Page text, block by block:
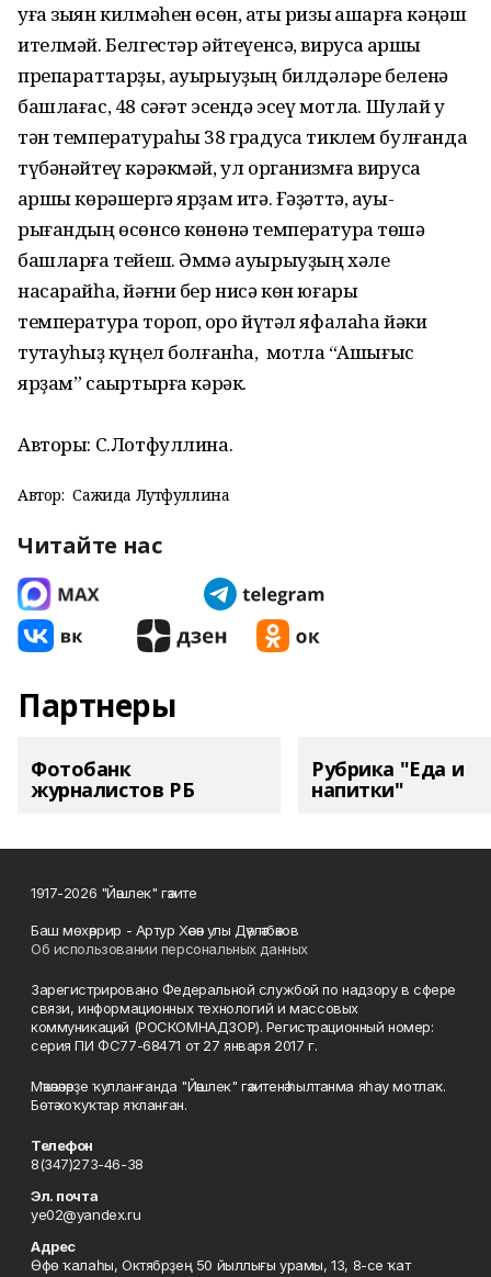
уға зыян килмәһен өсөн, ҡаты ризыҡ ашарға кәңәш
ител­мәй. Белгестәр әйтеүенсә, вирусҡа ҡаршы
препараттарҙы, ауырыуҙың билдәләре беленә
башлағас, 48 сәғәт эсендә эсеү мотлаҡ. Шулай уҡ
тән температураһы 38 градусҡа тиклем булғанда
түбәнәйтеү кәрәкмәй, ул организмға вирусҡа
ҡаршы көрә­шергә ярҙам итә. Ғәҙәттә, ауы­
рығандың өсөнсө көнөнә температура төшә
башларға тейеш. Әммә ауы­рыуҙың хәле
насарайһа, йәғни бер нисә көн юғары
температура тороп, ҡоро йүтәл яфалаһа йәки
туҡтауһыҙ күңел болғанһа, мотлаҡ “Ашығыс
ярҙам” саҡыртырға кәрәк.
Авторы: С.Лотфуллина.
Автор: Сажида Лутфуллина
Читайте нас
Партнеры
Фотобанк
журналистов РБ
Рубрика "Еда и
напитки"
1917-2026 "Йәшлек" гәзите
Баш мөхәррир - Артур Хәсән улы Дәүләтбәков
Об использовании персональных данных
Зарегистрировано Федеральной службой по надзору в сфере
связи, информационных технологий и массовых
коммуникаций (РОСКОМНАДЗОР). Регистрационный номер:
серия ПИ ФС77-68471 от 27 января 2017 г.
Мәҡәләләрҙе ҡулланғанда "Йәшлек" гәзитенә һылтанма яһау мотлаҡ.
Бөтә хоҡуҡтар яҡланған.
Телефон
8(347)273-46-38
Эл. почта
ye02@yandex.ru
Адрес
Өфө ҡалаһы, Октябрҙең 50 йыллығы урамы, 13, 8-се ҡат